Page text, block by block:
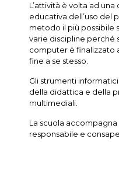
L’attività è volta ad
educativa dell’uso del
metodo il più possibile
varie discipline perché
computer è finalizzato
fine a se stesso.
Gli strumenti
della didattica e della
multimediali.
La scuola accompagna
responsabile e